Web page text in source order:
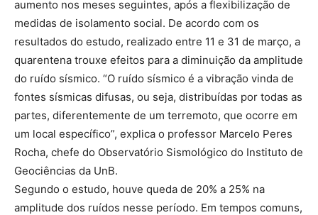
aumento nos meses seguintes, após a flexibilização de
medidas de isolamento social. De acordo com os
resultados do estudo, realizado entre 11 e 31 de março, a
quarentena trouxe efeitos para a diminuição da amplitude
do ruído sísmico. “O ruído sísmico é a vibração vinda de
fontes sísmicas difusas, ou seja, distribuídas por todas as
partes, diferentemente de um terremoto, que ocorre em
um local específico”, explica o professor Marcelo Peres
Rocha, chefe do Observatório Sismológico do Instituto de
Geociências da UnB.
Segundo o estudo, houve queda de 20% a 25% na
amplitude dos ruídos nesse período. Em tempos comuns,